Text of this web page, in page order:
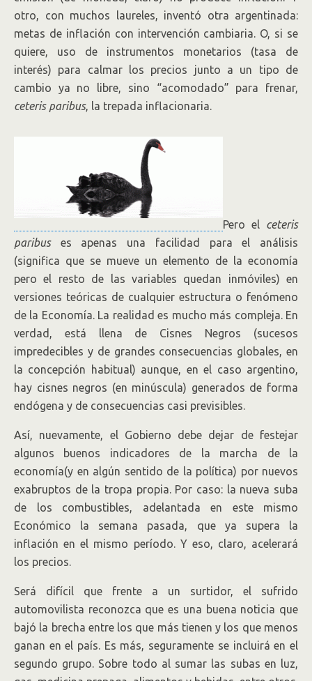
otro, con muchos laureles, inventó otra argentinada:
metas de inflación con intervención cambiaria. O, si se
quiere, uso de instrumentos monetarios (tasa de
interés) para calmar los precios junto a un tipo de
cambio ya no libre, sino “acomodado” para frenar,
ceteris paribus, la trepada inflacionaria.
Pero el ceteris
paribuses apenas una facilidad para el análisis
(significa que se mueve un elemento de la economía
pero el resto de las variables quedan inmóviles) en
versiones teóricas de cualquier estructura o fenómeno
de la Economía. La realidad es mucho más compleja. En
verdad, está llena de Cisnes Negros (sucesos
impredecibles y de grandes consecuencias globales, en
la concepción habitual) aunque, en el caso argentino,
hay cisnes negros (en minúscula) generados de forma
endógena y de consecuencias casi previsibles.
Así, nuevamente, el Gobierno debe dejar de festejar
algunos buenos indicadores de la marcha de la
economía(y en algún sentido de la política) por nuevos
exabruptos de la tropa propia. Por caso: la nueva suba
de los combustibles, adelantada en este mismo
Económico la semana pasada, que ya supera la
inflación en el mismo período. Y eso, claro, acelerará
los precios.
Será difícil que frente a un surtidor, el sufrido
automovilista reconozca que es una buena noticia que
bajó la brecha entre los que más tienen y los que menos
ganan en el país. Es más, seguramente se incluirá en el
segundo grupo. Sobre todo al sumar las subas en luz,